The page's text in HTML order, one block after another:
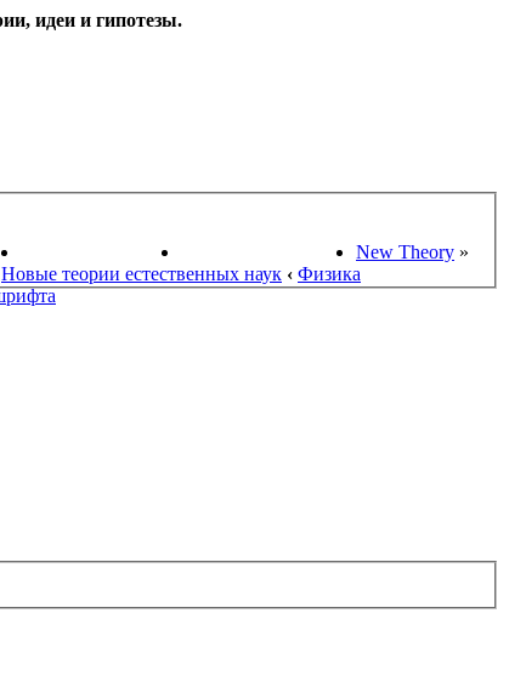
идеи и гипотезы.
ПОИСК ТЕОРИЙ СТАРЫЙ ПОРТАЛ New Theory »
Новые теории естественных наук ‹ Физика